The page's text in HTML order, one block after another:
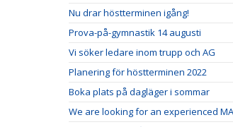
Nu drar höstterminen igång!
Prova-på-gymnastik 14 augusti
Vi söker ledare inom trupp och AG
Planering för höstterminen 2022
Boka plats på dagläger i sommar
We are looking for an experienced